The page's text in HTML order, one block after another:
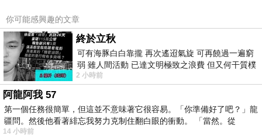
上一篇：我的南園初體驗~｢南園尋寶記｣尋到老朋友
下一篇：超卡哇伊的OPEN小將海洋套房7/11正式在墾丁OPEN囉~
你可能感興趣的文章
終於立秋
可有海豚白白靠攏 再次遙迢氣旋 可再饒過一遍窮
弱 雖人間活動 已達文明極致之浪費 但又何干質樸
者 只能白白陪葬
2 小時前
阿龍阿我 57
第一個任務很簡單，但這並不意味著它很容易。「你準備好了吧？」龍
疆問。然後他看著緋忘我努力克制住翻白眼的衝動。 「當然。從
14 小時前